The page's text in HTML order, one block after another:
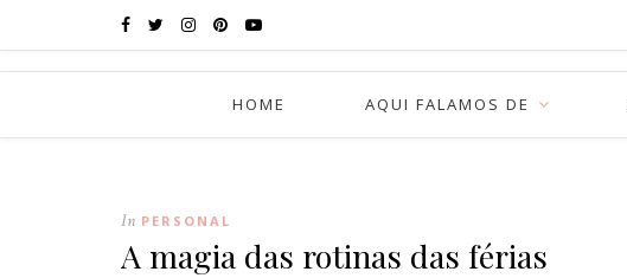
HOME AQUI FALAMOS DE
In PERSONAL
A magia das rotinas das férias